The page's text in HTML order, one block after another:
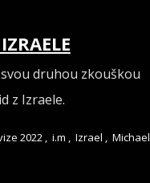
druhou zkouškou
z Izraele.
2022 , i.m , Izrael , Michael